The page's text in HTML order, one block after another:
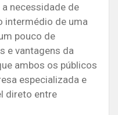
necessidade de
intermédio de uma
pouco de
e vantagens da
ambos os públicos
especializada e
direto entre